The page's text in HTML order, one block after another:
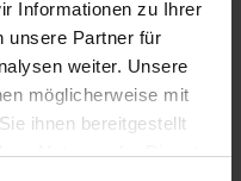
Informationen zu Ihrer
unsere Partner für
weiter. Unsere
möglicherweise mit
ihnen bereitgestellt
Nutzung der Dienste